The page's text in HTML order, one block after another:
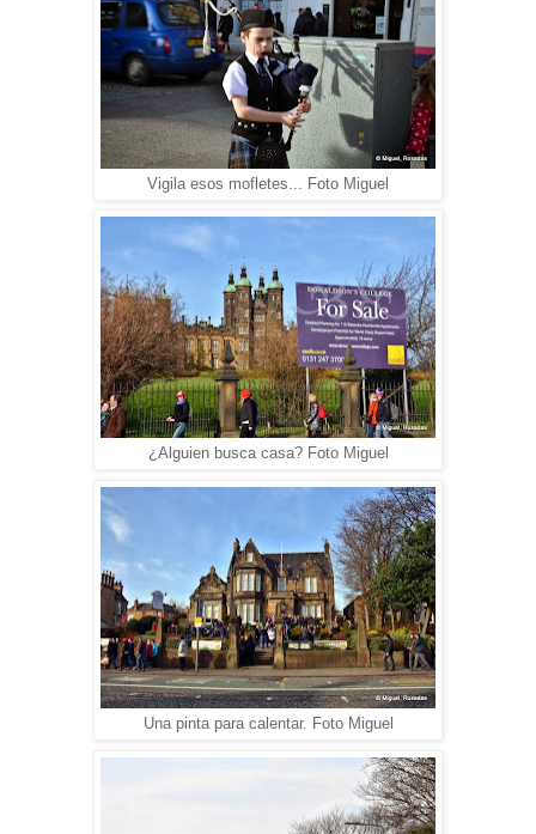
Vigila esos mofletes... Foto Miguel
¿Alguien busca casa? Foto Miguel
Una pinta para calentar. Foto Miguel